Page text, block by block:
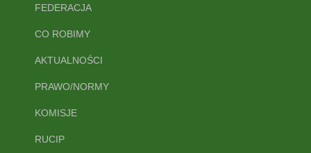
FEDERACJA
CO ROBIMY
AKTUALNOŚCI
PRAWO/NORMY
KOMISJE
RUCIP